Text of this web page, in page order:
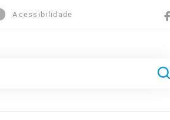
Acessibilidade